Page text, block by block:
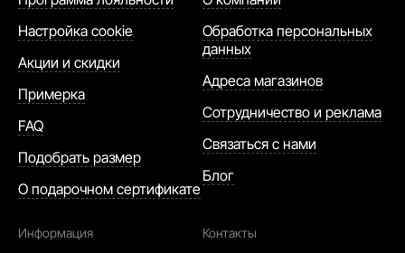
Настройка cookie
Акции и скидки
Примерка
FAQ
Подобрать размер
О подарочном сертификате
Обработка персональных
данных
Адреса магазинов
Сотрудничество и реклама
Связаться с нами
Блог
Информация Контакты